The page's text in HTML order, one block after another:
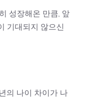
성장해온 만큼, 앞
기대되지 않으신
의 나이 차이가 나